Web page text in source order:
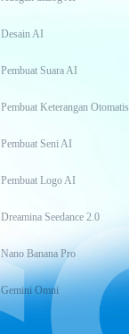
Desain AI
Pembuat Suara AI
Pembuat Keterangan Otomatis
Pembuat Seni AI
Pembuat Logo AI
Dreamina Seedance 2.0
Nano Banana Pro
Gemini Omni